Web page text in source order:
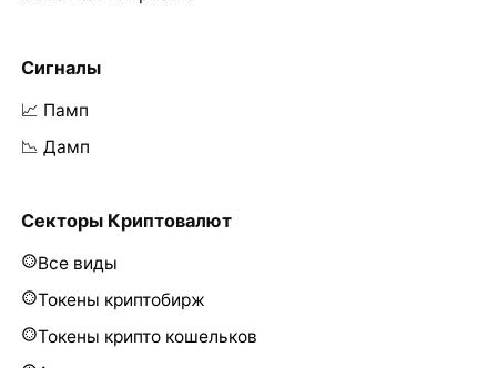
Сигналы
📈 Памп
📉 Дамп
Секторы Криптовалют
Все виды
Токены криптобирж
Токены крипто кошельков